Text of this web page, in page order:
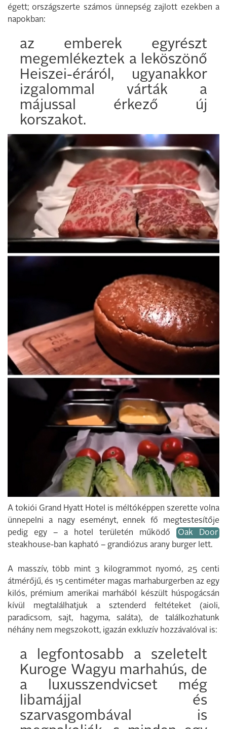
égett; országszerte számos ünnepség zajlott ezekben a
napokban:
az emberek egyrészt
megemlékeztek a leköszönő
Heiszei-éráról, ugyanakkor
izgalommal várták a
májussal érkező új
korszakot.
A tokiói Grand Hyatt Hotel is méltóképpen szerette volna
ünnepelni a nagy eseményt, ennek fő megtestesítője
pedig egy – a hotel területén működő
Oak Door
steakhouse-ban kapható – grandiózus arany burger lett.
A masszív, több mint 3 kilogrammot nyomó, 25 centi
átmérőjű, és 15 centiméter magas marhaburgerben az egy
kilós, prémium amerikai marhából készült húspogácsán
kívül megtalálhatjuk a sztenderd feltéteket (aioli,
paradicsom, sajt, hagyma, saláta), de találkozhatunk
néhány nem megszokott, igazán exkluzív hozzávalóval is:
a legfontosabb a szeletelt
Kuroge Wagyu marhahús, de
a luxusszendvicset még
libamájjal és
szarvasgombával is